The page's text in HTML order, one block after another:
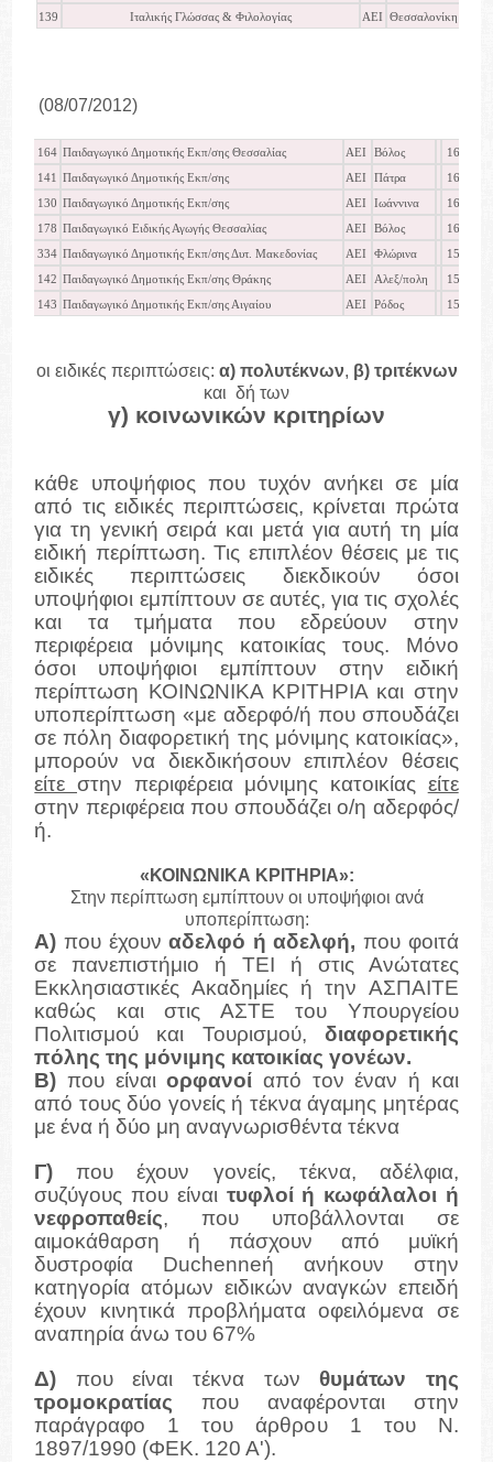
139 Ιταλικής Γλώσσας & Φιλολογίας ΑΕΙ Θεσσαλονίκη
(08/07/2012)
164 Παιδαγωγικό Δημοτικής Εκπ/σης Θεσσαλίας ΑΕΙ Βόλος 16953
141 Παιδαγωγικό Δημοτικής Εκπ/σης ΑΕΙ Πάτρα 16911
130 Παιδαγωγικό Δημοτικής Εκπ/σης ΑΕΙ Ιωάννινα 16561
178 Παιδαγωγικό Ειδικής Αγωγής Θεσσαλίας ΑΕΙ Βόλος 16295
334 Παιδαγωγικό Δημοτικής Εκπ/σης Δυτ. Μακεδονίας ΑΕΙ Φλώρινα 15889
142 Παιδαγωγικό Δημοτικής Εκπ/σης Θράκης ΑΕΙ Αλεξ/πολη 15581
143 Παιδαγωγικό Δημοτικής Εκπ/σης Αιγαίου ΑΕΙ Ρόδος 15247
οι ειδικές περιπτώσεις: α) πολυτέκνων, β) τριτέκνων
και δή των
γ) κοινωνικών κριτηρίων
κάθε υποψήφιος που τυχόν ανήκει σε μία
από τις ειδικές περιπτώσεις, κρίνεται πρώτα
για τη γενική σειρά και μετά για αυτή τη μία
ειδική περίπτωση. Τις επιπλέον θέσεις με τις
ειδικές περιπτώσεις διεκδικούν όσοι
υποψήφιοι εμπίπτουν σε αυτές, για τις σχολές
και τα τμήματα που εδρεύουν στην
περιφέρεια μόνιμης κατοικίας τους. Μόνο
όσοι υποψήφιοι εμπίπτουν στην ειδική
περίπτωση ΚΟΙΝΩΝΙΚΑ ΚΡΙΤΗΡΙΑ και στην
υποπερίπτωση «με αδερφό/ή που σπουδάζει
σε πόλη διαφορετική της μόνιμης κατοικίας»,
μπορούν να διεκδικήσουν επιπλέον θέσεις
είτεστην περιφέρεια μόνιμης κατοικίας είτε
στην περιφέρεια που σπουδάζει ο/η αδερφός/
ή.
«ΚΟΙΝΩΝΙΚΑ ΚΡΙΤΗΡΙΑ»:
Στην περίπτωση εμπίπτουν οι υποψήφιοι ανά
υποπερίπτωση:
Α) που έχουναδελφό ή αδελφή, που φοιτά
σε πανεπιστήμιο ή ΤΕΙ ή στις Ανώτατες
Εκκλησιαστικές Ακαδημίες ή την ΑΣΠΑΙΤΕ
καθώς και στις ΑΣΤΕ του Υπουργείου
Πολιτισμού και Τουρισμού, διαφορετικής
πόλης της μόνιμης κατοικίας γονέων.
Β) που είναιορφανοίαπό τον έναν ή και
από τους δύο γονείς ή τέκνα άγαμης μητέρας
με ένα ή δύο μη αναγνωρισθέντα τέκνα
Γ) που έχουν γονείς, τέκνα, αδέλφια,
συζύγους που είναι τυφλοί ή κωφάλαλοι ή
νεφροπαθείς, που υποβάλλονται σε
αιμοκάθαρση ή πάσχουν από μυϊκή
δυστροφία Duchenneή ανήκουν στην
κατηγορία ατόμων ειδικών αναγκών επειδή
έχουν κινητικά προβλήματα οφειλόμενα σε
αναπηρία άνω του 67%
Δ) που είναι τέκνα τωνθυμάτων της
τρομοκρατίας που αναφέρονται στην
παράγραφο 1 του άρθρου 1 του Ν.
1897/1990 (ΦΕΚ. 120 Α').